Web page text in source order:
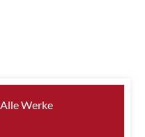
Alle Werke